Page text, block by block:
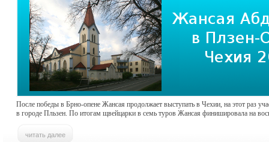
После победы в Брно-опене Жансая продолжает выступать в Чехии, на этот раз
в городе Пльзен. По итогам щвейцарки в семь туров Жансая финишировала на